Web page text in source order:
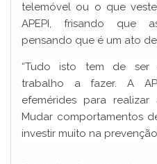
telemóvel ou o que
APEPI, frisando que
pensando que é um ato de
“Tudo isto tem de ser
trabalho a fazer. A
efemérides para
Mudar comportamentos
investir muito na